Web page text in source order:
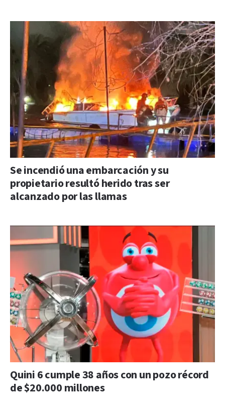
Se incendió una embarcación y su
propietario resultó herido tras ser
alcanzado por las llamas
Quini 6 cumple 38 años con un pozo récord
de $20.000 millones